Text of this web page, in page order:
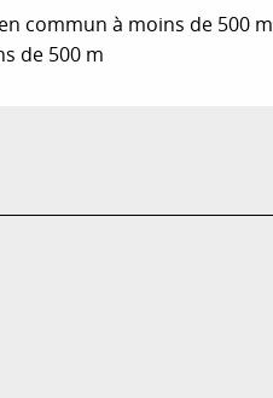
commun à moins de 500 m
de 500 m